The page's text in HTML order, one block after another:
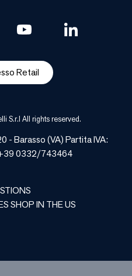
Retail
S.r.l All rights reserved.
-Barasso(VA) Partita IVA:
0332/743464
SHOP IN THE US